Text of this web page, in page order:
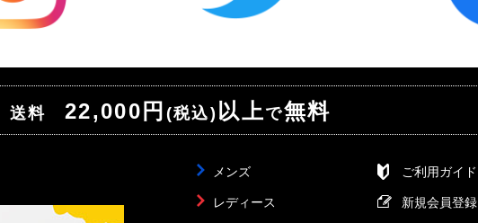
送料 22,000円 (税込) 以上で無料
メンズ
レディース
ご利用ガイド
新規会員登録